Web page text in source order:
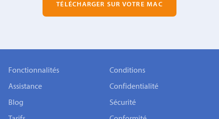
TÉLÉCHARGER SUR VOTRE MAC
Fonctionnalités
Assistance
Blog
Conditions
Confidentialité
Sécurité